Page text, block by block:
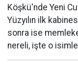
Köşkü'nde Yeni
Yüzyılın ilk
sonra ise
nereli, işte o